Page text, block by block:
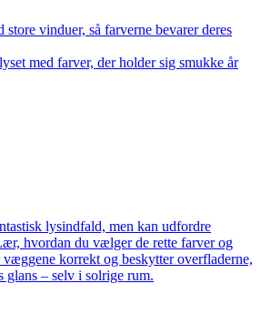
store vinduer, så farverne bevarer deres
med farver, der holder sig smukke år
lysindfald, men kan udfordre
hvordan du vælger de rette farver og
korrekt og beskytter overfladerne,
glans – selv i solrige rum.